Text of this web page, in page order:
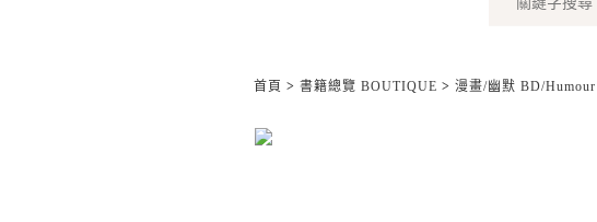
首頁 > 書籍總覽 BOUTIQUE > 漫畫/幽默 BD/Humour